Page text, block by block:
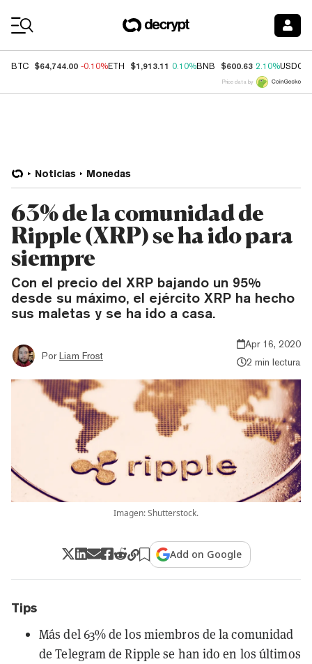
BTC $64,744.00 -0.10%ETH $1,913.11 0.10%BNB $600.63 2.10%USDC
Price data by
Noticias Monedas
63% de la comunidad de
Ripple (XRP) se ha ido para
siempre
Con el precio del XRP bajando un 95%
desde su máximo, el ejército XRP ha hecho
sus maletas y se ha ido a casa.
Por Liam Frost
Apr 16, 2020
2 min lectura
Imagen: Shutterstock.
Add on Google
Tips
Más del 63% de los miembros de la comunidad
de Telegram de Ripple se han ido en los últimos